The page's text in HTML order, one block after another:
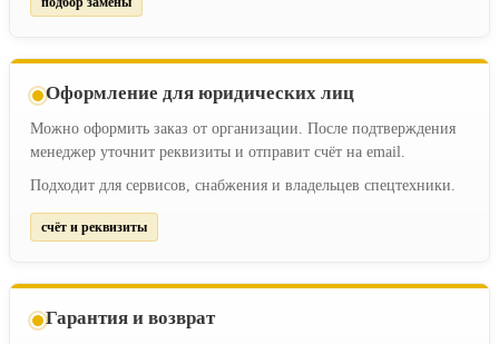
Оформление для юридических лиц
Можно оформить заказ от организации. После подтверждения
менеджер уточнит реквизиты и отправит счёт на email.
Подходит для сервисов, снабжения и владельцев спецтехники.
счёт и реквизиты
Гарантия и возврат